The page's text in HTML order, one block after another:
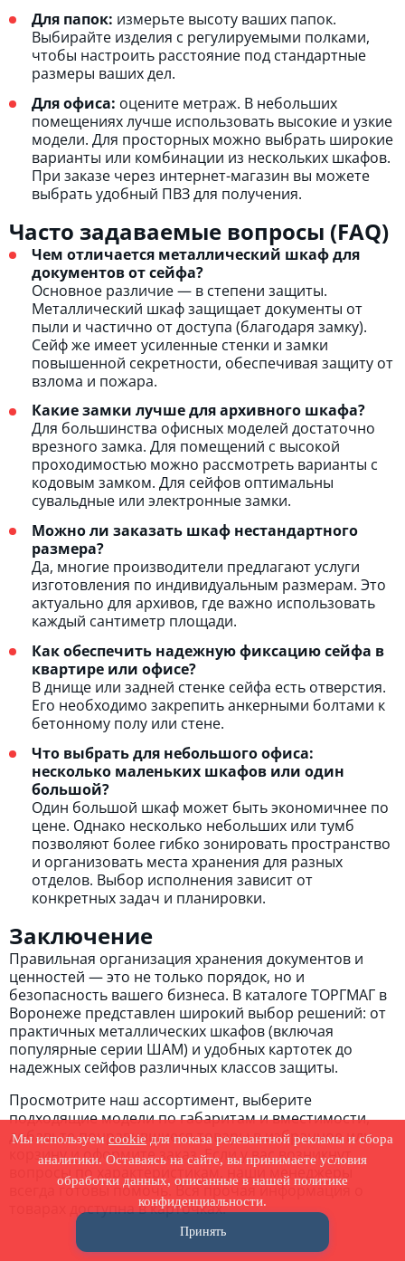
Для папок: измерьте высоту ваших папок.
Выбирайте изделия с регулируемыми полками,
чтобы настроить расстояние под стандартные
размеры ваших дел.
Для офиса: оцените метраж. В небольших
помещениях лучше использовать высокие и узкие
модели. Для просторных можно выбрать широкие
варианты или комбинации из нескольких шкафов.
При заказе через интернет-магазин вы можете
выбрать удобный ПВЗ для получения.
Часто задаваемые вопросы (FAQ)
Чем отличается металлический шкаф для
документов от сейфа?
Основное различие — в степени защиты.
Металлический шкаф защищает документы от
пыли и частично от доступа (благодаря замку).
Сейф же имеет усиленные стенки и замки
повышенной секретности, обеспечивая защиту от
взлома и пожара.
Какие замки лучше для архивного шкафа?
Для большинства офисных моделей достаточно
врезного замка. Для помещений с высокой
проходимостью можно рассмотреть варианты с
кодовым замком. Для сейфов оптимальны
сувальдные или электронные замки.
Можно ли заказать шкаф нестандартного
размера?
Да, многие производители предлагают услуги
изготовления по индивидуальным размерам. Это
актуально для архивов, где важно использовать
каждый сантиметр площади.
Как обеспечить надежную фиксацию сейфа в
квартире или офисе?
В днище или задней стенке сейфа есть отверстия.
Его необходимо закрепить анкерными болтами к
бетонному полу или стене.
Что выбрать для небольшого офиса:
несколько маленьких шкафов или один
большой?
Один большой шкаф может быть экономичнее по
цене. Однако несколько небольших или тумб
позволяют более гибко зонировать пространство
и организовать места хранения для разных
отделов. Выбор исполнения зависит от
конкретных задач и планировки.
Заключение
Правильная организация хранения документов и
ценностей — это не только порядок, но и
безопасность вашего бизнеса. В каталоге ТОРГМАГ в
Воронеже представлен широкий выбор решений: от
практичных металлических шкафов (включая
популярные серии ШАМ) и удобных картотек до
надежных сейфов различных классов защиты.
Просмотрите наш ассортимент, выберите
подходящие модели по габаритам и вместимости,
добавьте понравившиеся товары в избранное или
корзину и оформите заказ. Если у вас возникнут
вопросы по характеристикам, наши менеджеры
всегда готовы помочь. Вся прочая информация о
товарах доступна в карточках.
Мы используем cookie для показа релевантной рекламы и сбора
аналитики. Оставаясь на сайте, вы принимаете условия
обработки данных, описанные в нашей политике
конфиденциальности.
Принять